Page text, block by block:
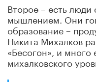
Второе – есть
мышлением. Они
образование –
Никита Михалков
«Бесогон», и много
михалковского